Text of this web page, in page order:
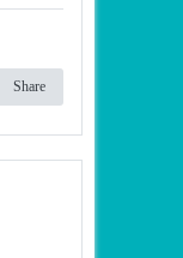
Share